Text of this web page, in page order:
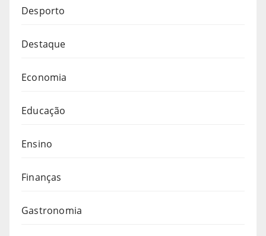
Desporto
Destaque
Economia
Educação
Ensino
Finanças
Gastronomia